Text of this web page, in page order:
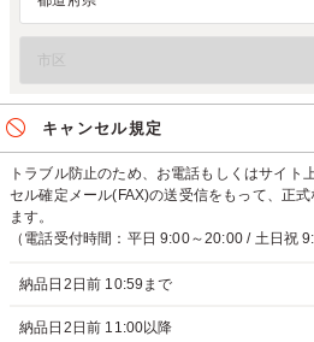
キャンセル規定
トラブル防止のため、お電話もしくはサイト
セル確定メール(FAX)の送受信をもって、正
ます。
（電話受付時間：平日 9:00～20:00 / 土日祝
納品日2日前 10:59まで
納品日2日前 11:00以降